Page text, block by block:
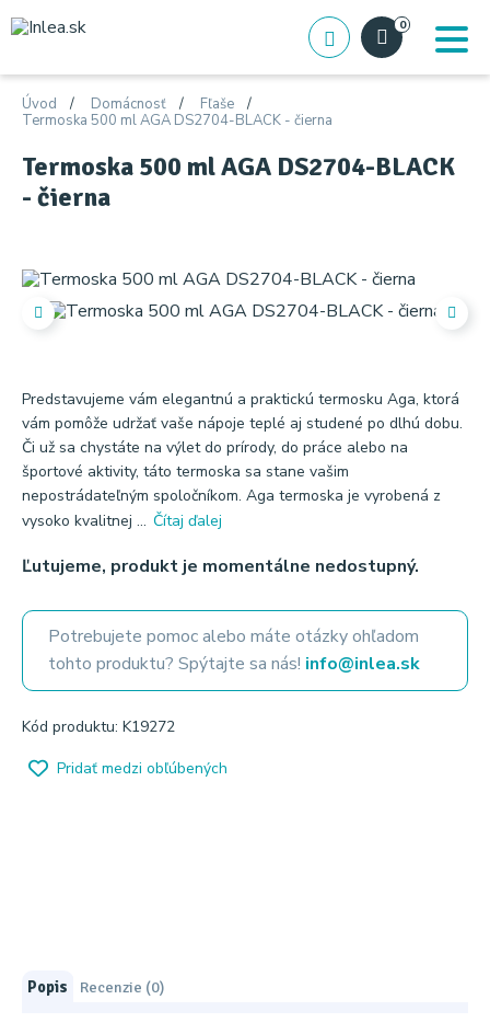
0
Úvod Domácnosť
Fľaše
Termoska 500 ml AGA DS2704-BLACK - čierna
Termoska 500 ml AGA DS2704-BLACK
- čierna
Predstavujeme vám elegantnú a praktickú termosku Aga, ktorá
vám pomôže udržať vaše nápoje teplé aj studené po dlhú dobu.
Či už sa chystáte na výlet do prírody, do práce alebo na
športové aktivity, táto termoska sa stane vašim
nepostrádateľným spoločníkom. Aga termoska je vyrobená z
vysoko kvalitnej ... Čítaj ďalej
Ľutujeme, produkt je momentálne nedostupný.
Potrebujete pomoc alebo máte otázky ohľadom
tohto produktu? Spýtajte sa nás! info@inlea.sk
Kód produktu: K19272
Pridať medzi obľúbených
Popis Recenzie (0)